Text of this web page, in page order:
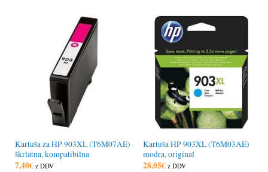
Kartuša za HP 903XL (T6M07AE)
škrlatna, kompatibilna
7,40€ z DDV
Kartuša HP 903XL (T6M03AE)
modra, original
28,05€ z DDV